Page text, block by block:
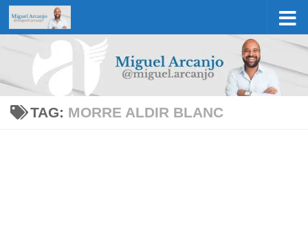
Skip to content
TAG: MORRE ALDIR BLANC